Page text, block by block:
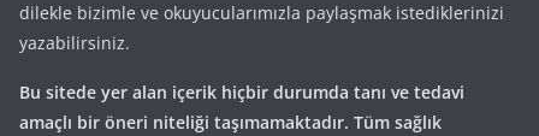
dilekle bizimle ve okuyucularımızla paylaşmak istediklerinizi
yazabilirsiniz.
Bu sitede yer alan içerik hiçbir durumda tanı ve tedavi
amaçlı bir öneri niteliği taşımamaktadır. Tüm sağlık